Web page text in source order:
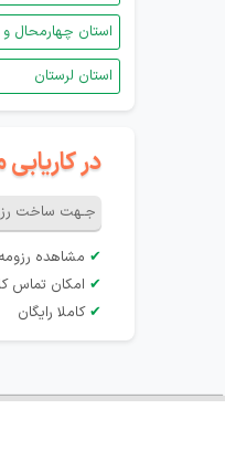
استان چهارمحال و
استان لرستان
در
جـهت ساخت
✔ مشاهده
✔ امکان تماس
✔ کاملا رایگان